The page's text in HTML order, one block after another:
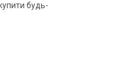
будь-